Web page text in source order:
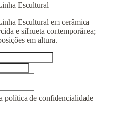
Escultural
Escultural em cerâmica
e silhueta contemporânea;
em altura.
política de confidencialidade